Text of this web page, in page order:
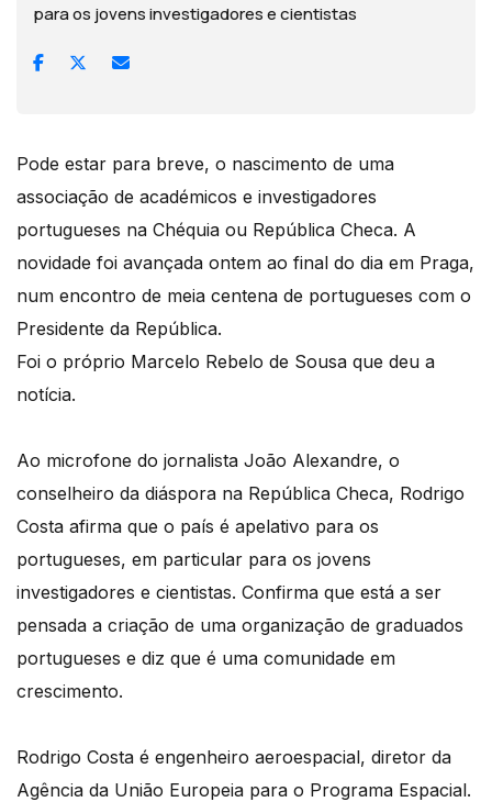
para os jovens investigadores e cientistas
Pode estar para breve, o nascimento de uma
associação de académicos e investigadores
portugueses na Chéquia ou República Checa. A
novidade foi avançada ontem ao final do dia em Praga,
num encontro de meia centena de portugueses com o
Presidente da República.
Foi o próprio Marcelo Rebelo de Sousa que deu a
notícia.
Ao microfone do jornalista João Alexandre, o
conselheiro da diáspora na República Checa, Rodrigo
Costa afirma que o país é apelativo para os
portugueses, em particular para os jovens
investigadores e cientistas. Confirma que está a ser
pensada a criação de uma organização de graduados
portugueses e diz que é uma comunidade em
crescimento.
Rodrigo Costa é engenheiro aeroespacial, diretor da
Agência da União Europeia para o Programa Espacial.